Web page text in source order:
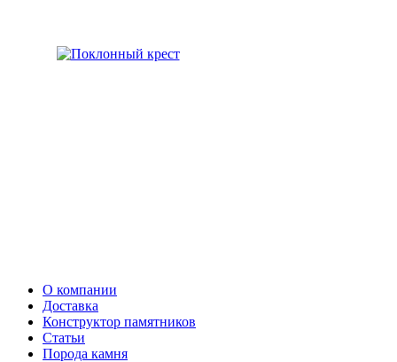
О компании
Доставка
Конструктор памятников
Статьи
Порода камня